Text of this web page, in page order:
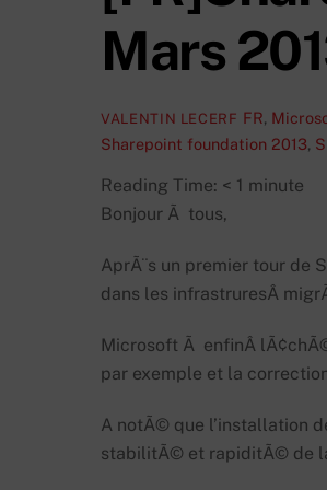
Mars
VALENTIN LECERF FR,
Sharepoint foundation 2013,
Reading Time: < 1 minute
Bonjour Ã tous,
AprÃ¨s un premier tour de
dans les infrastruresÂ
Microsoft Ã enfinÂ
par exemple et la
A notÃ© que l’installation
stabilitÃ© et rapiditÃ© de